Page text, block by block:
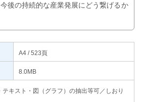
後の持続的な産業発展にどう繋げるか
A4 / 523頁
8.0MB
キスト・図（グラフ）の抽出等可／しおり